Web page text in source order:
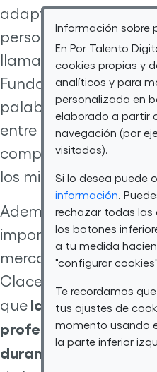
Información sobre
En Por Talento
cookies propias y
analíticos y para
personalizada en
elaborado a partir
navegación (por
visitadas).
Si lo desea puede
información .
rechazar todas las
los botones
a tu medida
"configurar cookies".
Te recordamos
tus ajustes de
momento usando
la parte inferior
adaptado mediante
personas con
llamaron la atención
Fundación
palabras para
entre ONCE, Por
compañía para
los miembros de este
Además, durante el
importancia que
mercado laboral
Clacer, de
quela de
profesión más
durante 2022” .